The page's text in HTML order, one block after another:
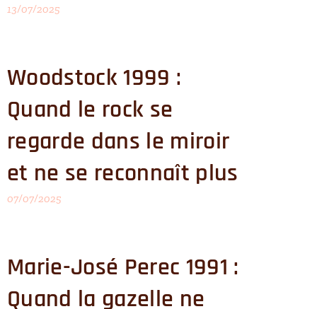
13/07/2025
Woodstock 1999 :
Quand le rock se
regarde dans le miroir
et ne se reconnaît plus
07/07/2025
Marie-José Perec 1991 :
Quand la gazelle ne